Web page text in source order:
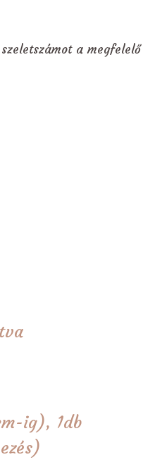
a megfelelő
ig), 1db